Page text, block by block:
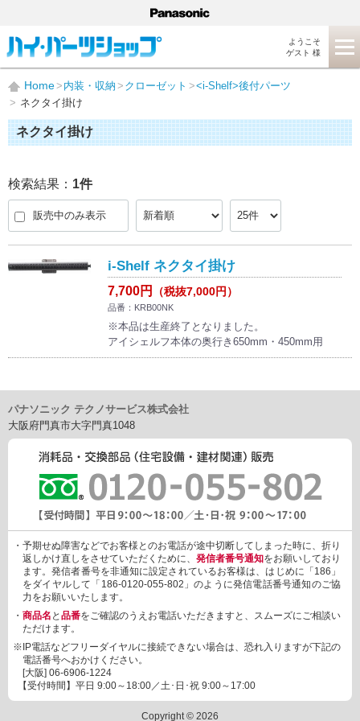
ようこそ
ゲスト 様
Home 内装・収納 クローゼット
<i-Shelf>後付パーツ
ネクタイ掛け
ネクタイ掛け
検索結果： 1件
販売中のみ表示
i-Shelf ネクタイ掛け
7,700円 （税抜7,000円）
品番：KRB00NK
※本品は生産終了となりました。
アイシェルフ本体の奥行き650mm・450mm用
パナソニック テクノサービス株式会社
大阪府門真市大字門真1048
・予期せぬ障害などでお客様とのお電話が途中切断してしまった時に、折り
返しかけ直しをさせていただくために、 発信者番号通知をお願いしており
ます。発信者番号を非通知に設定されているお客様は、はじめに「186」
をダイヤルして「186-0120-055-802」のように発信電話番号通知のご協
力をお願いいたします。
・ 商品名 と 品番をご確認のうえお電話いただきますと、スムーズにご相談い
ただけます。
※IP電話などフリーダイヤルに接続できない場合は、恐れ入りますが下記の
電話番号へおかけください。
[大阪] 06-6906-1224
【受付時間】平日 9:00～18:00／土･日･祝 9:00～17:00
Copyright © 2026